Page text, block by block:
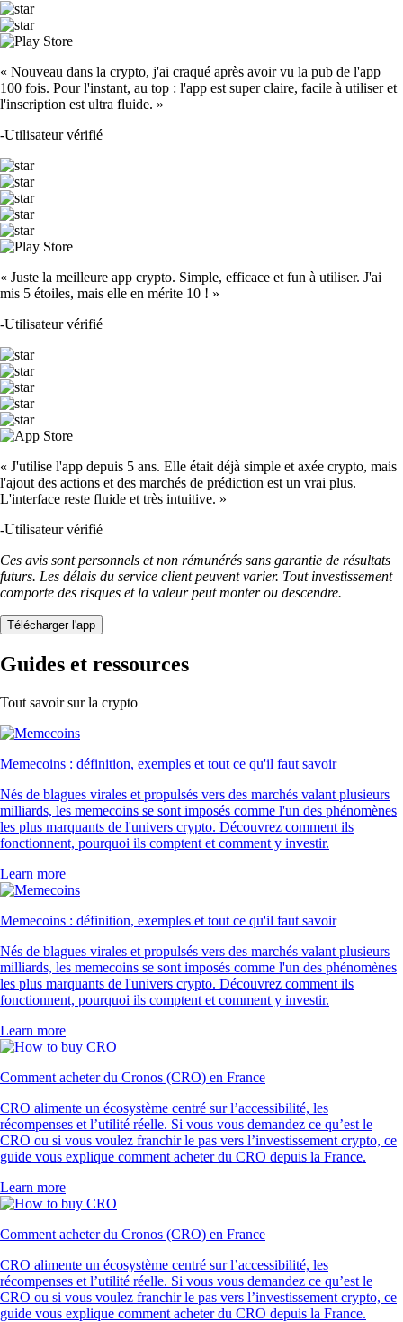
« Nouveau dans la crypto, j'ai craqué après avoir vu la pub de l'app
100 fois. Pour l'instant, au top : l'app est super claire, facile à utiliser et
l'inscription est ultra fluide. »
-Utilisateur vérifié
« Juste la meilleure app crypto. Simple, efficace et fun à utiliser. J'ai
mis 5 étoiles, mais elle en mérite 10 ! »
-Utilisateur vérifié
« J'utilise l'app depuis 5 ans. Elle était déjà simple et axée crypto, mais
l'ajout des actions et des marchés de prédiction est un vrai plus.
L'interface reste fluide et très intuitive. »
-Utilisateur vérifié
Ces avis sont personnels et non rémunérés sans garantie de résultats
futurs. Les délais du service client peuvent varier. Tout investissement
comporte des risques et la valeur peut monter ou descendre.
Télécharger l'app
Guides et ressources
Tout savoir sur la crypto
Memecoins : définition, exemples et tout ce qu'il faut savoir
Nés de blagues virales et propulsés vers des marchés valant plusieurs
milliards, les memecoins se sont imposés comme l'un des phénomènes
les plus marquants de l'univers crypto. Découvrez comment ils
fonctionnent, pourquoi ils comptent et comment y investir.
Learn more
Memecoins : définition, exemples et tout ce qu'il faut savoir
Nés de blagues virales et propulsés vers des marchés valant plusieurs
milliards, les memecoins se sont imposés comme l'un des phénomènes
les plus marquants de l'univers crypto. Découvrez comment ils
fonctionnent, pourquoi ils comptent et comment y investir.
Learn more
Comment acheter du Cronos (CRO) en France
CRO alimente un écosystème centré sur l’accessibilité, les
récompenses et l’utilité réelle. Si vous vous demandez ce qu’est le
CRO ou si vous voulez franchir le pas vers l’investissement crypto, ce
guide vous explique comment acheter du CRO depuis la France.
Learn more
Comment acheter du Cronos (CRO) en France
CRO alimente un écosystème centré sur l’accessibilité, les
récompenses et l’utilité réelle. Si vous vous demandez ce qu’est le
CRO ou si vous voulez franchir le pas vers l’investissement crypto, ce
guide vous explique comment acheter du CRO depuis la France.